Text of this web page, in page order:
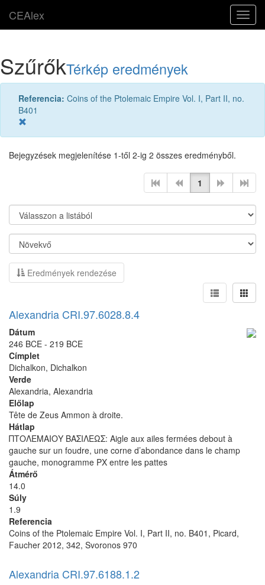
CEAlex
SzűrőkTérkép eredmények
Referencia: Coins of the Ptolemaic Empire Vol. I, Part II, no.
B401
Bejegyzések megjelenítése 1-től 2-ig 2 összes eredményből.
1
Eredmények rendezése
Alexandria CRI.97.6028.8.4
Dátum
246 BCE - 219 BCE
Címplet
Dichalkon, Dichalkon
Verde
Alexandria, Alexandria
Előlap
Tête de Zeus Ammon à droite.
Hátlap
ΠΤΟΛΕΜΑΙΟΥ ΒΑΣΙΛΕΩΣ: Aigle aux ailes fermées debout à
gauche sur un foudre, une corne d’abondance dans le champ
gauche, monogramme PX entre les pattes
Átmérő
14.0
Súly
1.9
Referencia
Coins of the Ptolemaic Empire Vol. I, Part II, no. B401, Picard,
Faucher 2012, 342, Svoronos 970
Alexandria CRI.97.6188.1.2